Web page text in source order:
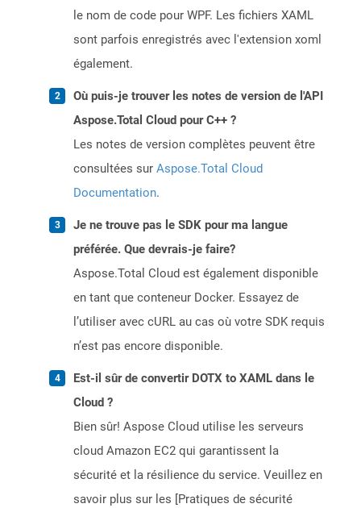
le nom de code pour WPF. Les fichiers XAML
sont parfois enregistrés avec l'extension xoml
également.
Où puis-je trouver les notes de version de l'API
Aspose.Total Cloud pour C++ ?
Les notes de version complètes peuvent être
consultées sur Aspose.Total Cloud
Documentation.
Je ne trouve pas le SDK pour ma langue
préférée. Que devrais-je faire?
Aspose.Total Cloud est également disponible
en tant que conteneur Docker. Essayez de
l’utiliser avec cURL au cas où votre SDK requis
n’est pas encore disponible.
Est-il sûr de convertir DOTX to XAML dans le
Cloud ?
Bien sûr! Aspose Cloud utilise les serveurs
cloud Amazon EC2 qui garantissent la
sécurité et la résilience du service. Veuillez en
savoir plus sur les [Pratiques de sécurité